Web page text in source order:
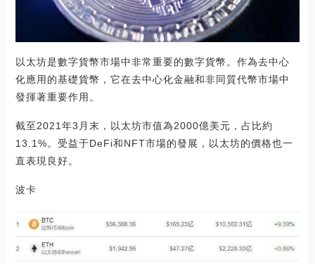
以太坊是數字貨幣市場中非常重要的數字貨幣。作為去中心
化應用的基礎貨幣，它在去中心化金融和非同質代幣市場中
發揮著重要作用。
截至2021年3月末，以太坊市值為2000億美元，占比約
13.1%。受益于DeFi和NFT市場的發展，以太坊的價格也一
直表現良好。
波卡